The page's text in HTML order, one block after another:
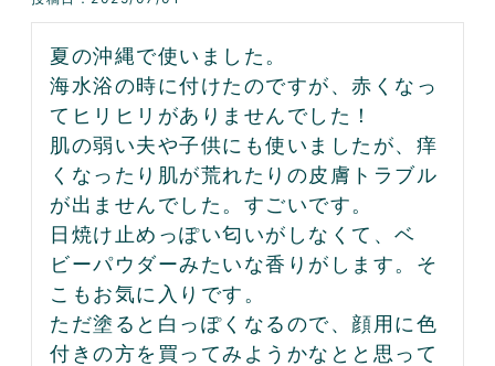
夏の沖縄で使いました。
海水浴の時に付けたのですが、赤くなっ
てヒリヒリがありませんでした！
肌の弱い夫や子供にも使いましたが、痒
くなったり肌が荒れたりの皮膚トラブル
が出ませんでした。すごいです。
日焼け止めっぽい匂いがしなくて、ベ
ビーパウダーみたいな香りがします。そ
こもお気に入りです。
ただ塗ると白っぽくなるので、顔用に色
付きの方を買ってみようかなとと思って